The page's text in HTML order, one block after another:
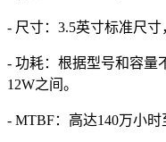
- 尺寸：3.5英寸标准尺寸
- 功耗：根据型号和容量
12W之间。
- MTBF：高达140万小时